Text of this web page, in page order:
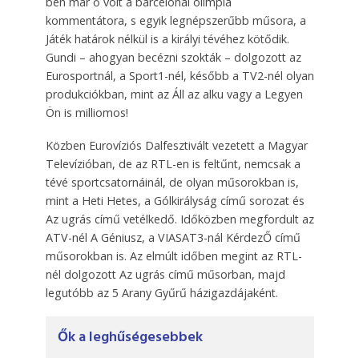
kommentátora, s egyik legnépszerűbb műsora, a
Játék határok nélkül is a királyi tévéhez kötődik.
Gundi – ahogyan becézni szokták – dolgozott az
Eurosportnál, a Sport1-nél, később a TV2-nél olyan
produkciókban, mint az Áll az alku vagy a Legyen
Ön is milliomos!
Közben Eurovíziós Dalfesztivált vezetett a Magyar
Televízióban, de az RTL-en is feltűnt, nemcsak a
tévé sportcsatornáinál, de olyan műsorokban is,
mint a Heti Hetes, a Gólkirályság című sorozat és
Az ugrás című vetélkedő. Időközben megfordult az
ATV-nél A Géniusz, a VIASAT3-nál KérdezŐ című
műsorokban is. Az elmúlt időben megint az RTL-
nél dolgozott Az ugrás című műsorban, majd
legutóbb az 5 Arany Gyűrű házigazdájaként.
Ők a leghűségesebbek